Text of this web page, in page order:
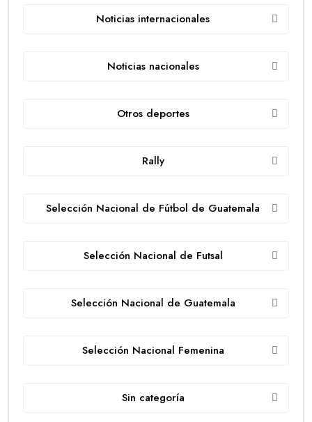
Noticias internacionales
Noticias nacionales
Otros deportes
Rally
Selección Nacional de Fútbol de Guatemala
Selección Nacional de Futsal
Selección Nacional de Guatemala
Selección Nacional Femenina
Sin categoría